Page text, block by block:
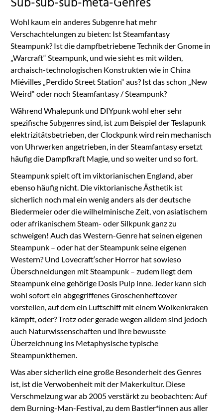
Wohl kaum ein anderes Subgenre hat mehr
Verschachtelungen zu bieten: Ist Steamfantasy
Steampunk? Ist die dampfbetriebene Technik der Gnome in
„Warcraft“ Steampunk, und wie sieht es mit wilden,
archaisch-technologischen Konstrukten wie in China
Miévilles „Perdido Street Station“ aus? Ist das schon „New
Weird“ oder noch Steamfantasy / Steampunk?
Während Whalepunk und DIYpunk wohl eher sehr
spezifische Subgenres sind, ist zum Beispiel der Teslapunk
elektrizitätsbetrieben, der Clockpunk wird rein mechanisch
von Uhrwerken angetrieben, in der Steamfantasy ersetzt
häufig die Dampfkraft Magie, und so weiter und so fort.
Steampunk spielt oft im viktorianischen England, aber
ebenso häufig nicht. Die viktorianische Ästhetik ist
sicherlich noch mal ein wenig anders als der deutsche
Biedermeier oder die wilhelminische Zeit, von asiatischem
oder afrikanischem Steam- oder Silkpunk ganz zu
schweigen! Auch das Western-Genre hat seinen eigenen
Steampunk – oder hat der Steampunk seine eigenen
Western? Und Lovecraft‘scher Horror hat sowieso
Überschneidungen mit Steampunk – zudem liegt dem
Steampunk eine gehörige Dosis Pulp inne. Jeder kann sich
wohl sofort ein abgegriffenes Groschenheftcover
vorstellen, auf dem ein Luftschiff mit einem Wolkenkraken
kämpft, oder? Trotz oder gerade wegen alldem sind jedoch
auch Naturwissenschaften und ihre bewusste
Überzeichnung ins Metaphysische typische
Steampunkthemen.
Was aber sicherlich eine große Besonderheit des Genres
ist, ist die Verwobenheit mit der Makerkultur. Diese
Verschmelzung war ab 2005 verstärkt zu beobachten: Auf
dem Burning-Man-Festival, zu dem Bastler*innen aus aller